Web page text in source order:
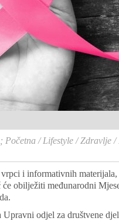
Početna /Lifestyle /Zdravlje /
i informativnih
će obilježiti međunarodni
odjel za društvene